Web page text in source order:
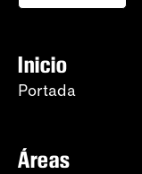
Inicio
Portada
Áreas